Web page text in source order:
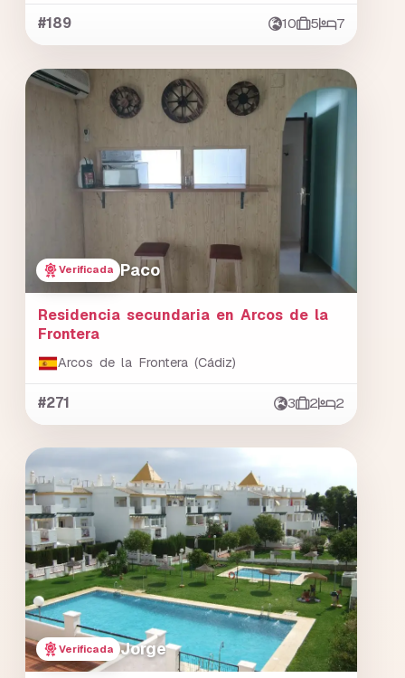
#189 10 5 7
Verificada Paco
Residencia secundaria en Arcos de la
Frontera
Arcos de la Frontera (Cádiz)
#271 3 2 2
Verificada Jorge